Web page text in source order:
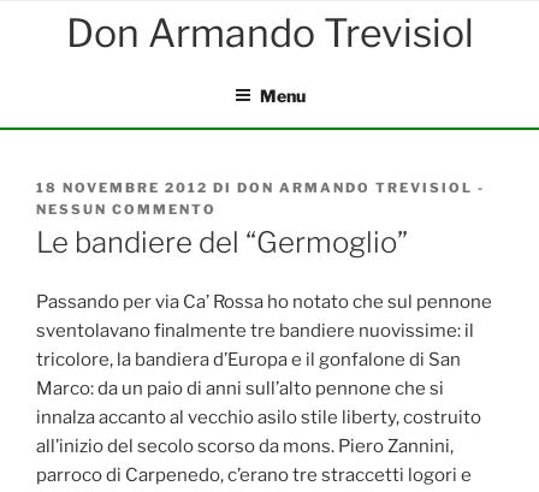
Menu
PUBBLICATO
IL
18 NOVEMBRE 2012 DI DON ARMANDO TREVISIOL -
NESSUN COMMENTO
LE
BANDIERE
“GERMOGLIO”
Le bandiere del “Germoglio”
Passando per via Ca’ Rossa ho notato che sul pennone
sventolavano finalmente tre bandiere nuovissime: il
tricolore, la bandiera d’Europa e il gonfalone di San
Marco: da un paio di anni sull’alto pennone che si
innalza accanto al vecchio asilo stile liberty, costruito
all’inizio del secolo scorso da mons. Piero Zannini,
parroco di Carpenedo, c’erano tre straccetti logori e